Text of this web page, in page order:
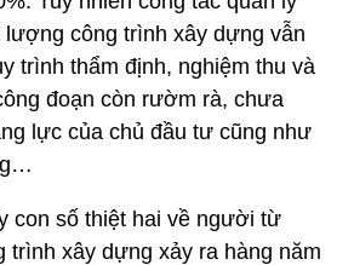
công trình xây dựng vẫn
trình thẩm định, nghiệm thu và
đoạn còn rườm rà, chưa
lực của chủ đầu tư cũng như
con số thiệt hai về người từ
trình xây dựng xảy ra hàng năm